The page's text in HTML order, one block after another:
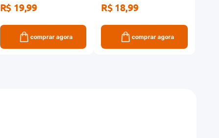
R$ 19,99
comprar agora
R$ 18,99
comprar agora